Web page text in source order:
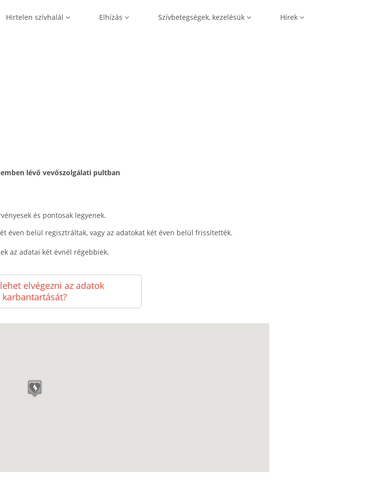
Hirtelen szívhalál Elhízás Szívbetegségek, kezelésük Hírek
lévő vevőszolgálati pultban
és pontosak legyenek.
éven belül regisztráltak, vagy az adatokat két éven belül frissítették.
az adatai két évnél régebbiek.
elvégezni az adatok
karbantartását?